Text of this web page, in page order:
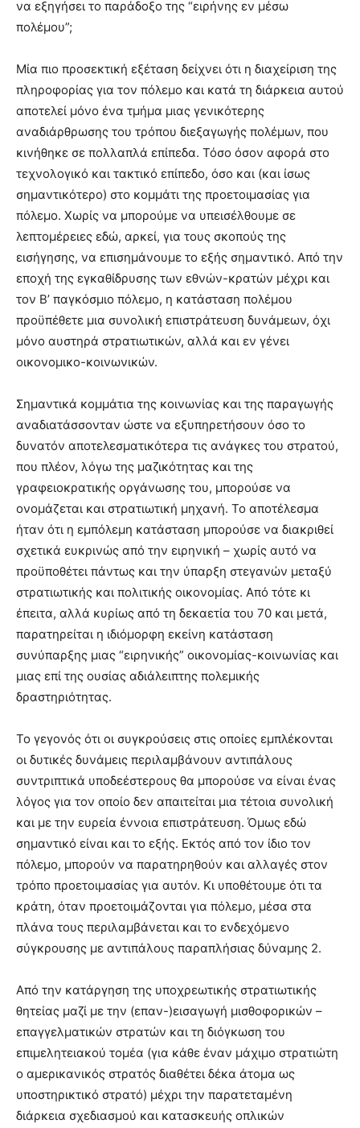
να εξηγήσει το παράδοξο της “ειρήνης εν μέσω
πολέμου”;
Μία πιο προσεκτική εξέταση δείχνει ότι η διαχείριση της
πληροφορίας για τον πόλεμο και κατά τη διάρκεια αυτού
αποτελεί μόνο ένα τμήμα μιας γενικότερης
αναδιάρθρωσης του τρόπου διεξαγωγής πολέμων, που
κινήθηκε σε πολλαπλά επίπεδα. Τόσο όσον αφορά στο
τεχνολογικό και τακτικό επίπεδο, όσο και (και ίσως
σημαντικότερο) στο κομμάτι της προετοιμασίας για
πόλεμο. Χωρίς να μπορούμε να υπεισέλθουμε σε
λεπτομέρειες εδώ, αρκεί, για τους σκοπούς της
εισήγησης, να επισημάνουμε το εξής σημαντικό. Από την
εποχή της εγκαθίδρυσης των εθνών-κρατών μέχρι και
τον Β’ παγκόσμιο πόλεμο, η κατάσταση πολέμου
προϋπέθετε μια συνολική επιστράτευση δυνάμεων, όχι
μόνο αυστηρά στρατιωτικών, αλλά και εν γένει
οικονομικο-κοινωνικών.
Σημαντικά κομμάτια της κοινωνίας και της παραγωγής
αναδιατάσσονταν ώστε να εξυπηρετήσουν όσο το
δυνατόν αποτελεσματικότερα τις ανάγκες του στρατού,
που πλέον, λόγω της μαζικότητας και της
γραφειοκρατικής οργάνωσης του, μπορούσε να
ονομάζεται και στρατιωτική μηχανή. Το αποτέλεσμα
ήταν ότι η εμπόλεμη κατάσταση μπορούσε να διακριθεί
σχετικά ευκρινώς από την ειρηνική – χωρίς αυτό να
προϋποθέτει πάντως και την ύπαρξη στεγανών μεταξύ
στρατιωτικής και πολιτικής οικονομίας. Από τότε κι
έπειτα, αλλά κυρίως από τη δεκαετία του 70 και μετά,
παρατηρείται η ιδιόμορφη εκείνη κατάσταση
συνύπαρξης μιας “ειρηνικής” οικονομίας-κοινωνίας και
μιας επί της ουσίας αδιάλειπτης πολεμικής
δραστηριότητας.
Το γεγονός ότι οι συγκρούσεις στις οποίες εμπλέκονται
οι δυτικές δυνάμεις περιλαμβάνουν αντιπάλους
συντριπτικά υποδεέστερους θα μπορούσε να είναι ένας
λόγος για τον οποίο δεν απαιτείται μια τέτοια συνολική
και με την ευρεία έννοια επιστράτευση. Όμως εδώ
σημαντικό είναι και το εξής. Εκτός από τον ίδιο τον
πόλεμο, μπορούν να παρατηρηθούν και αλλαγές στον
τρόπο προετοιμασίας για αυτόν. Κι υποθέτουμε ότι τα
κράτη, όταν προετοιμάζονται για πόλεμο, μέσα στα
πλάνα τους περιλαμβάνεται και το ενδεχόμενο
σύγκρουσης με αντιπάλους παραπλήσιας δύναμης 2.
Από την κατάργηση της υποχρεωτικής στρατιωτικής
θητείας μαζί με την (επαν-)εισαγωγή μισθοφορικών –
επαγγελματικών στρατών και τη διόγκωση του
επιμελητειακού τομέα (για κάθε έναν μάχιμο στρατιώτη
ο αμερικανικός στρατός διαθέτει δέκα άτομα ως
υποστηρικτικό στρατό) μέχρι την παρατεταμένη
διάρκεια σχεδιασμού και κατασκευής οπλικών